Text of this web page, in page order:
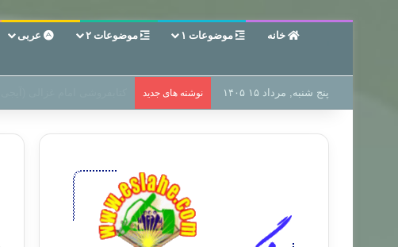
خانه موضوعات ۱ موضوعات ۲ عربی
پنج شنبه, مرداد ۱۵ ۱۴۰۵ نوشته های جدید